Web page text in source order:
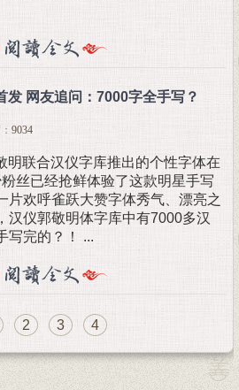
发 网友追问：7000字全手写？
9034
明联合汉仪字库推出的个性字体在
丝已经抢鲜体验了这款明星手写
片欢呼雀跃大赞字体秀气、漂亮之
汉仪郭敬明体字库中有7000多汉
写完的？！ ...
2 3 4